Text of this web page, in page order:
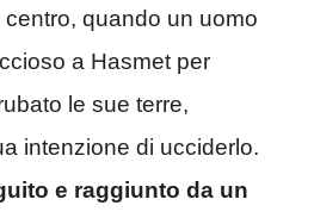
quando un uomo
a Hasmet per
le sue terre,
intenzione di ucciderlo.
e raggiunto da un